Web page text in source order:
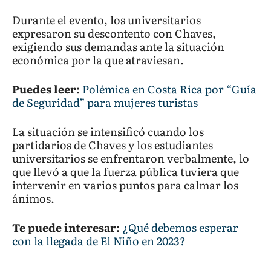
Durante el evento, los universitarios
expresaron su descontento con Chaves,
exigiendo sus demandas ante la situación
económica por la que atraviesan.
Puedes leer: Polémica en Costa Rica por “Guía
de Seguridad” para mujeres turistas
La situación se intensificó cuando los
partidarios de Chaves y los estudiantes
universitarios se enfrentaron verbalmente, lo
que llevó a que la fuerza pública tuviera que
intervenir en varios puntos para calmar los
ánimos.
Te puede interesar: ¿Qué debemos esperar
con la llegada de El Niño en 2023?